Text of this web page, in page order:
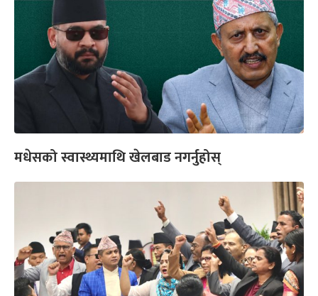
मधेसको स्वास्थ्यमाथि खेलबाड नगर्नुहोस्